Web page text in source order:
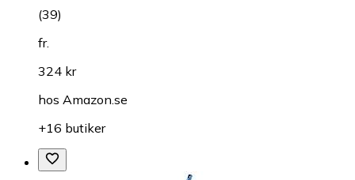
(39)
fr.
324 kr
hos Amazon.se
+16 butiker